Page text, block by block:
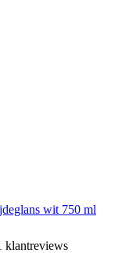
wit 750 ml
klantreviews